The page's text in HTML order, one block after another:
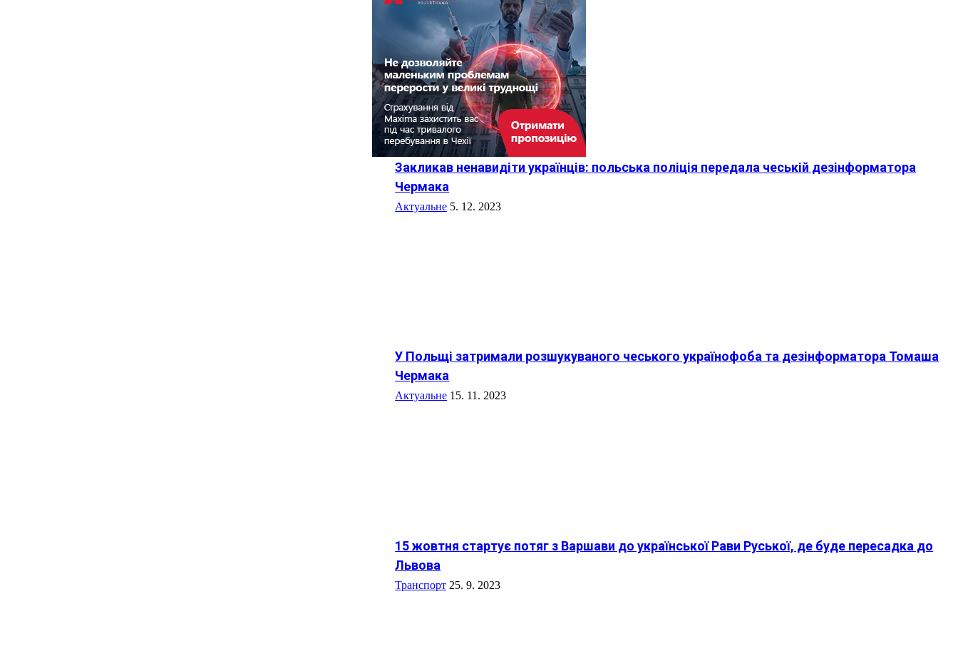
Закликав ненавидіти українців: польська поліція передала чеській дезінформатора
Чермака
Актуальне 5. 12. 2023
У Польщі затримали розшукуваного чеського українофоба та дезінформатора Томаша
Чермака
Актуальне 15. 11. 2023
15 жовтня стартує потяг з Варшави до української Рави Руської, де буде пересадка до
Львова
Транспорт 25. 9. 2023